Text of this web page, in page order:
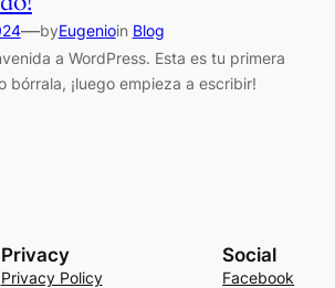
—byEugenioin Blog
a WordPress. Esta es tu primera
bórrala, ¡luego empieza a escribir!
Privacy
Privacy Policy
Social
Facebook